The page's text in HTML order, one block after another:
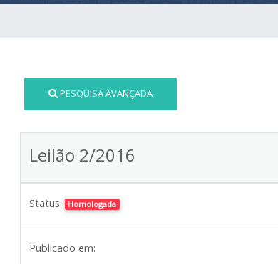
PESQUISA AVANÇADA
Leilão 2/2016
Status: Homologada
Publicado em: